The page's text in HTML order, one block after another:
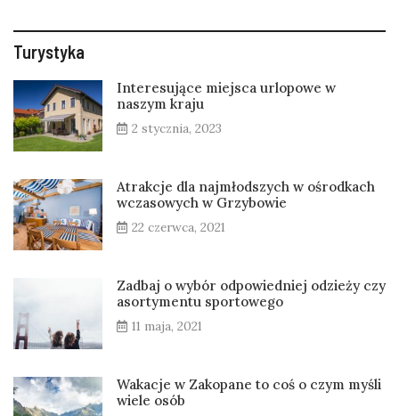
Turystyka
Interesujące miejsca urlopowe w
naszym kraju
2 stycznia, 2023
Atrakcje dla najmłodszych w ośrodkach
wczasowych w Grzybowie
22 czerwca, 2021
Zadbaj o wybór odpowiedniej odzieży czy
asortymentu sportowego
11 maja, 2021
Wakacje w Zakopane to coś o czym myśli
wiele osób